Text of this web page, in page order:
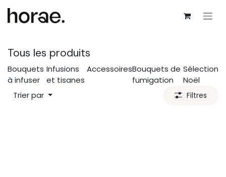
Tous les produits
Bouquets
à infuser
Infusions
et tisanes
AccessoiresBouquets de
fumigation
Sélection
Noël
Trier par
Filtres